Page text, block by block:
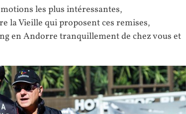
les plus intéressantes,
la Vieille qui proposent ces remises,
en Andorre tranquillement de chez vous et